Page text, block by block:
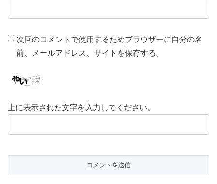
次回のコメントで使用するためブラウザーに自分の名
前、メールアドレス、サイトを保存する。
上に表示された文字を入力してください。